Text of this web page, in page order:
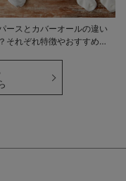
ースとカバーオールの違い
それぞれ特徴やおすすめ商